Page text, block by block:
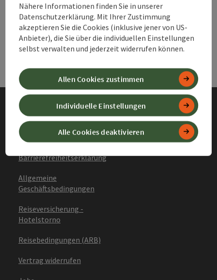
Webseiten
Services
Impressum
Datenschutz
Barrierefreiheitserklärung
Allgemeine
Geschäftsbedingungen
Reiseversicherung -
Hotelstorno
Reisebedingungen (ARB)
Vertrag widerrufen
Nähere Informationen finden Sie in unserer
Datenschutzerklärung. Mit Ihrer Zustimmung
akzeptieren Sie die Cookies (inklusive jener von US-
Anbieter), die Sie über die individuellen Einstellungen
selbst verwalten und jederzeit widerrufen können.
Alle Cookies deaktivieren
Individuelle Einstellungen
Allen Cookies zustimmen